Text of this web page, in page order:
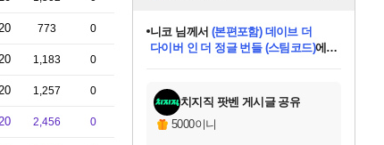
773 0
1,183 0
1,257 0
2,456 0
교환.
당첨되셨습니다.
니코님께서 (본편포함) 데이브 더
다이버 인 더 정글 번들 (스팀코드)에
당첨되셨습니다.
당첨되셨습니다.
당첨되셨습니다.
당첨되셨습니다.
당첨되셨습니다.
에디션 (스팀코드)를 교환.
당첨되셨습니다.
치지직 팟벤 게시글 공유
5000이니